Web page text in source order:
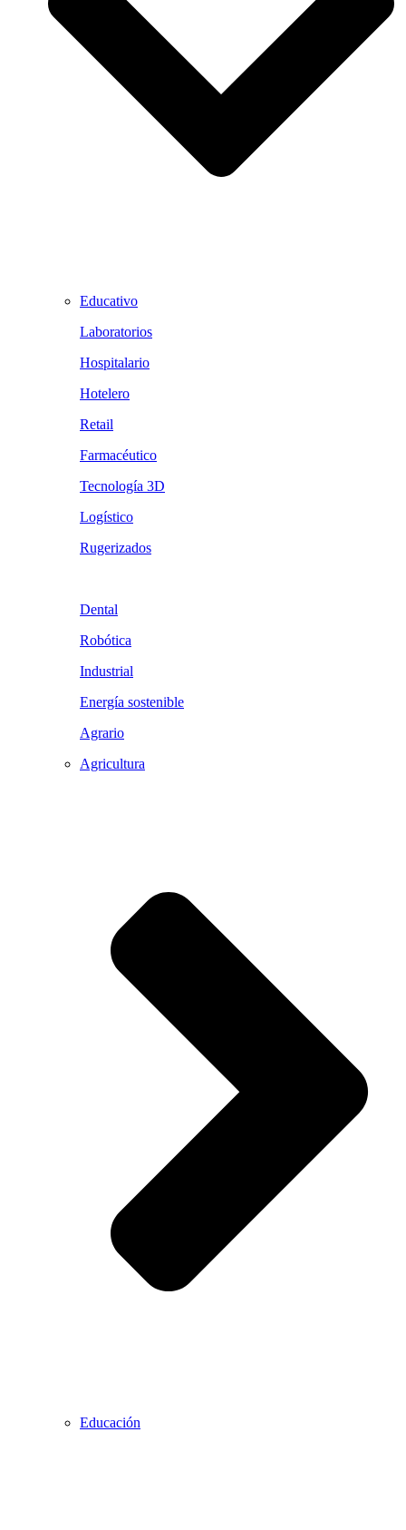
Educativo
Laboratorios
Hospitalario
Hotelero
Retail
Farmacéutico
Tecnología 3D
Logístico
Rugerizados
Dental
Robótica
Industrial
Energía sostenible
Agrario
Agricultura
Educación